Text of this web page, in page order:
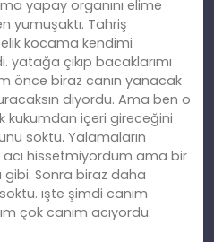
yapay organını elime
yumuşaktı. Tahriş
kocama kendimi
çıkıp bacaklarımı
önce biraz canın yanacak
diyordu. Ama ben o
kukumdan içeri gireceğini
soktu. Yalamaların
acı hissetmiyordum ama bir
gibi. Sonra biraz daha
ışte şimdi canım
çok canım acıyordu.